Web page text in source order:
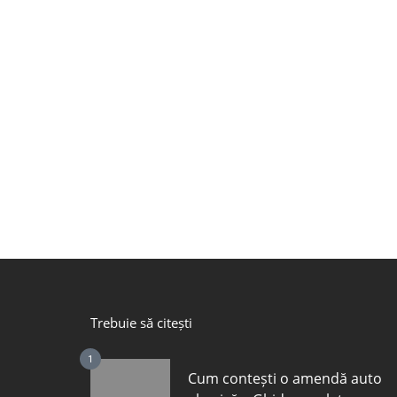
Trebuie să citești
1
Cum contești o amendă auto